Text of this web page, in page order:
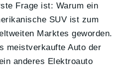
Frage ist: Warum ein
SUV ist zum
Marktes geworden.
meistverkaufte Auto der
anderes Elektroauto